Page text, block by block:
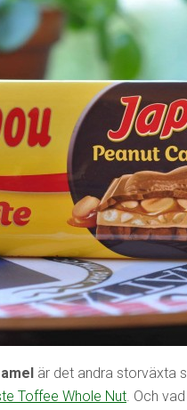
är det andra storväxta
Toffee Whole Nut. Och